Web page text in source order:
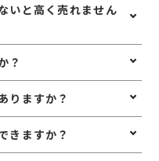
が、傷や欠けがあって
用感のあるお品物で
いと高く売れません
能です。ブランドジュ
？
もお越しいただけます
。
りますか？
イナンバーカード、
きますか？